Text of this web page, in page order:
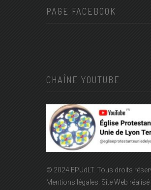
PAGE FACEBOOK
CHAÎNE YOUTUBE
© 2024 EPUdLT. Tous droits
Mentions légales. Site Web